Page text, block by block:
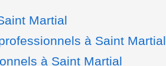
Martial
à Saint Martial
à Saint Martial